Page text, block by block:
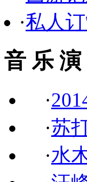
·私人订
音 乐 演
·
·苏
·水